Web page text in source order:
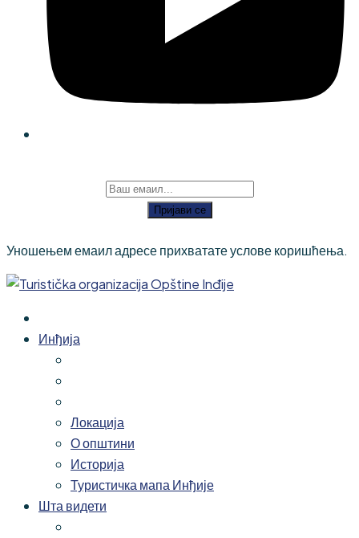
Пријави се
Уношењем емаил адресе прихватате услове коришћења.
Инђија
Локација
О општини
Историја
Туристичка мапа Инђије
Шта видети